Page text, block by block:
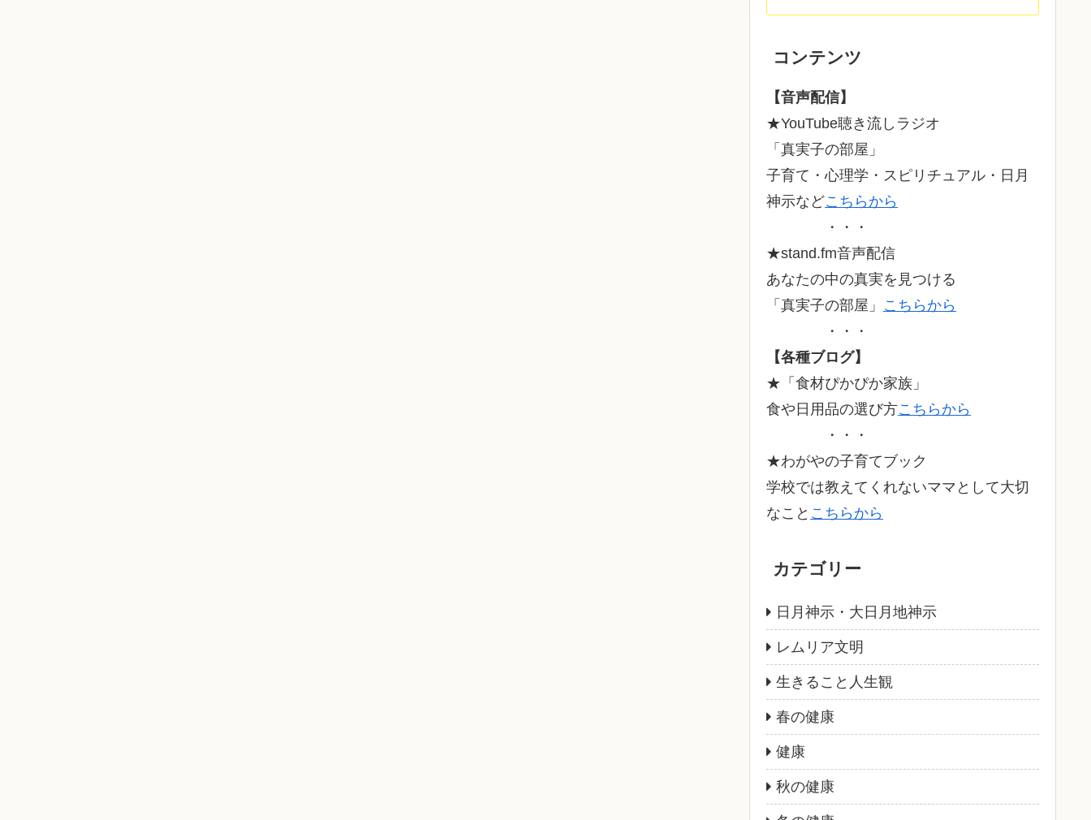
コンテンツ
【音声配信】
★YouTube聴き流しラジオ
「真実子の部屋」
子育て・心理学・スピリチュアル・日月
神示などこちらから
・・・
★stand.fm音声配信
あなたの中の真実を見つける
「真実子の部屋」 こちらから
・・・
【各種ブログ】
★「食材ぴかぴか家族」
食や日用品の選び方こちらから
・・・
★わがやの子育てブック
学校では教えてくれないママとして大切
なこと こちらから
カテゴリー
日月神示・大日月地神示
レムリア文明
生きること人生観
春の健康
健康
秋の健康